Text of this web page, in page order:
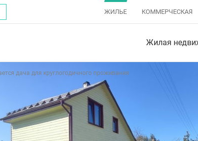
ЖИЛЬЕ КОММЕРЧЕСКАЯ
Жилая
дача для круглогодичного проживания